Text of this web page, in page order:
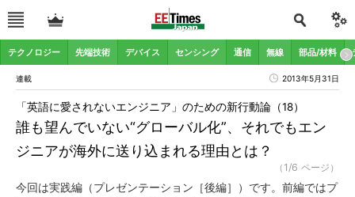
テクノロジー 先端技術 デバイス センシング 通信 無線 部品/材料
連載 2013年5月31日
誰も望んでいない“グローバル化”、それでもエン
ジニアが海外に送り込まれる理由とは？
「英語に愛されないエンジニア」のための新行動論（18）
（1/6 ページ）
今回は実践編（プレゼンテーション［後編］）です。前編ではプ